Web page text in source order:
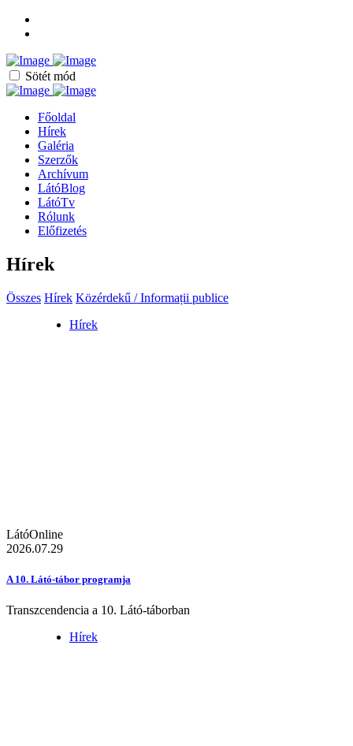
Sötét mód
Főoldal
Hírek
Galéria
Szerzők
Archívum
LátóBlog
LátóTv
Rólunk
Előfizetés
Hírek
Összes Hírek Közérdekű / Informații publice
Hírek
LátóOnline
2026.07.29
A 10. Látó-tábor programja
Transzcendencia a 10. Látó-táborban
Hírek